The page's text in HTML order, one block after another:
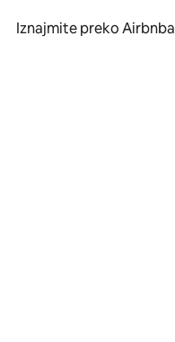
Iznajmite preko Airbnba